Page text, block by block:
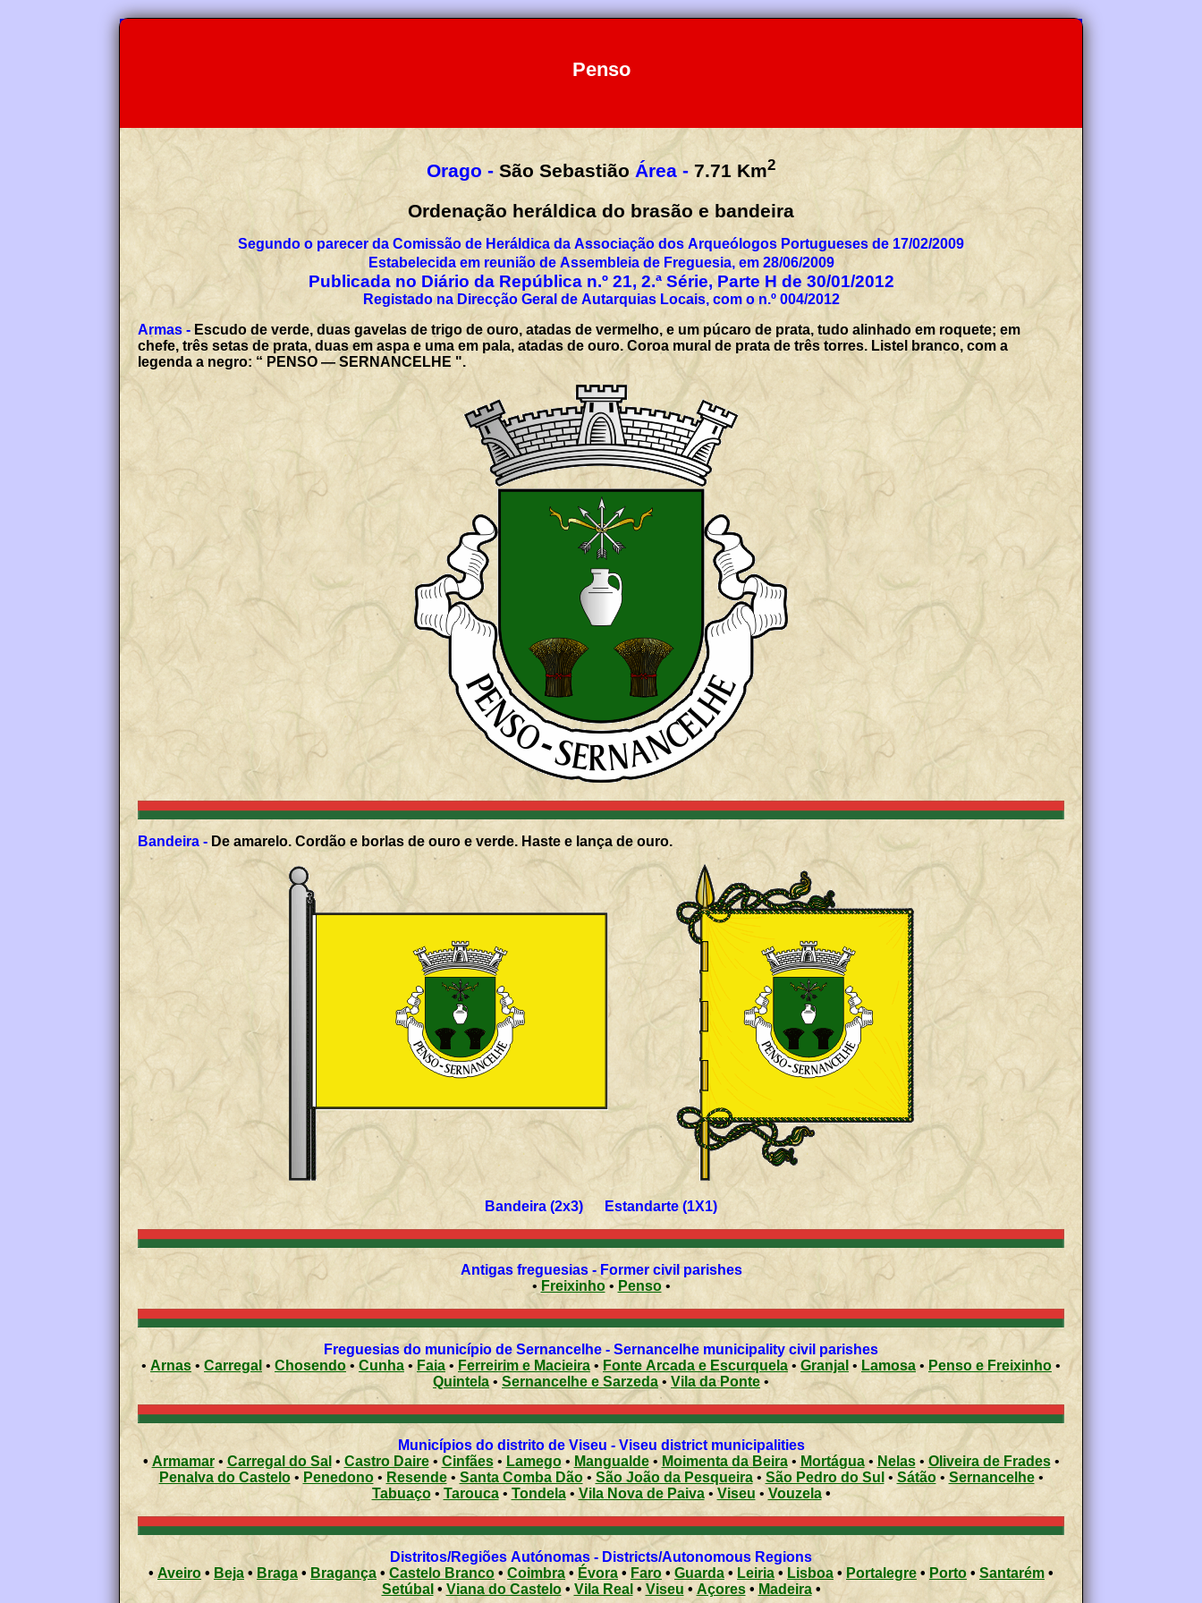
Penso
Orago - São Sebastião Área - 7.71 Km2
Ordenação heráldica do brasão e bandeira
Segundo o parecer da Comissão de Heráldica da Associação dos Arqueólogos Portugueses de 17/02/2009
Estabelecida em reunião de Assembleia de Freguesia, em 28/06/2009
Publicada no Diário da República n.º 21, 2.ª Série, Parte H de 30/01/2012
Registado na Direcção Geral de Autarquias Locais, com o n.º 004/2012
Armas - Escudo de verde, duas gavelas de trigo de ouro, atadas de vermelho, e um púcaro de prata, tudo alinhado em roquete; em
chefe, três setas de prata, duas em aspa e uma em pala, atadas de ouro. Coroa mural de prata de três torres. Listel branco, com a
legenda a negro: “ PENSO — SERNANCELHE ".
Bandeira - De amarelo. Cordão e borlas de ouro e verde. Haste e lança de ouro.
Bandeira (2x3) Estandarte (1X1)
Antigas freguesias - Former civil parishes
• Freixinho• Penso•
Freguesias do município de Sernancelhe - Sernancelhe municipality civil parishes
• Arnas • Carregal • Chosendo•Cunha •Faia • Ferreirim e Macieira • Fonte Arcada e Escurquela• Granjal • Lamosa• Penso e Freixinho •
Quintela• Sernancelhe e Sarzeda •Vila da Ponte •
Municípios do distrito de Viseu - Viseu district municipalities
• Armamar• Carregal do Sal • Castro Daire• Cinfães• Lamego• Mangualde• Moimenta da Beira• Mortágua• Nelas• Oliveira de Frades•
Penalva do Castelo• Penedono• Resende• Santa Comba Dão• São João da Pesqueira• São Pedro do Sul • Sátão• Sernancelhe•
Tabuaço• Tarouca• Tondela•Vila Nova de Paiva• Viseu • Vouzela •
Distritos/Regiões Autónomas - Districts/Autonomous Regions
• Aveiro • Beja • Braga • Bragança • Castelo Branco • Coimbra • Évora • Faro • Guarda• Leiria • Lisboa • Portalegre • Porto • Santarém •
Setúbal•Viana do Castelo• Vila Real • Viseu • Açores • Madeira •